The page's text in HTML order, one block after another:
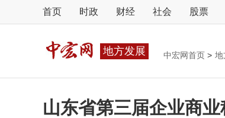
首页 时政 财经 社会 股票
地方发展 中宏网首页 > 地
山东省第三届企业商